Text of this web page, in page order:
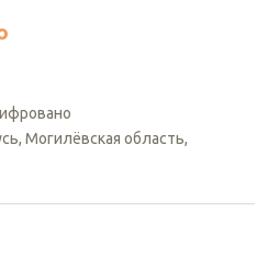
Могилёвская область,